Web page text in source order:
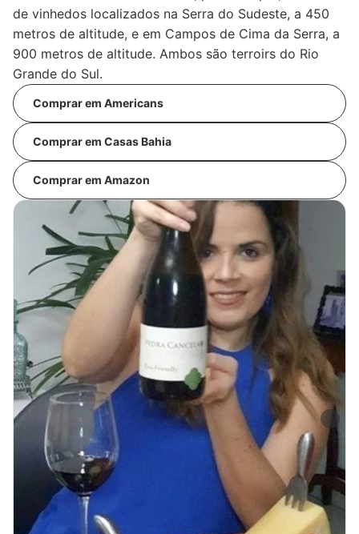
de vinhedos localizados na Serra do Sudeste, a 450
metros de altitude, e em Campos de Cima da Serra, a
900 metros de altitude. Ambos são terroirs do Rio
Grande do Sul.
Comprar em Americans
Comprar em Casas Bahia
Comprar em Amazon